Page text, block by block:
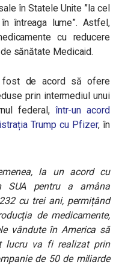
în Statele Unite ”la cel
întreaga lume”. Astfel,
cu reducere
sănătate Medicaid.
fost de acord să ofere
prin intermediul unui
federal, într-un acord
Trump cu Pfizer, în
la un acord cu
SUA pentru a amâna
cu trei ani, permițând
de medicamente,
vândute în America să
lucru va fi realizat prin
de 50 de miliarde